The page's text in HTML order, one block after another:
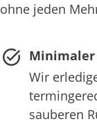
ohne jeden
Minimaler
Wir
sauberen